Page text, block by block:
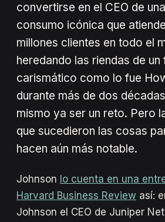
convertirse en el CEO de
consumo icónica que
millones clientes en todo el
heredando las riendas de un
carismático como lo fue
durante más de dos
mismo ya ser un reto. Pero
que sucedieron las cosas
hacen aún más notable.
Johnson lo cuenta en una
Harvard Business Review así:
Johnson el CEO de Juniper